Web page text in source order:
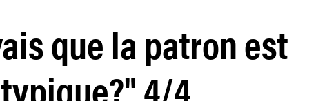
que la patron est
4/4